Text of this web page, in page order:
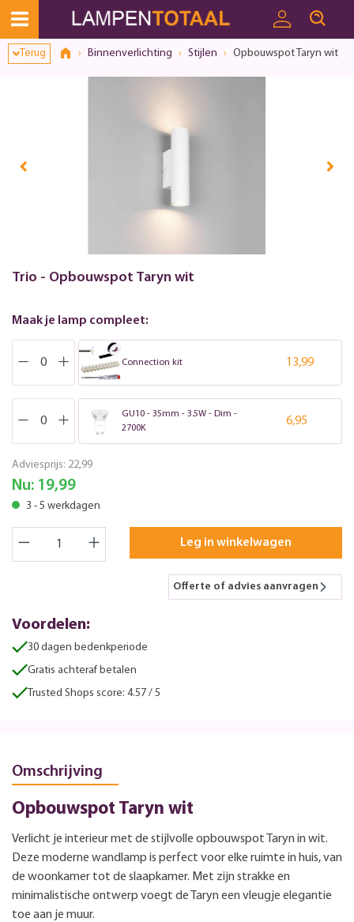
Terug Binnenverlichting Stijlen Opbouwspot Taryn wit
Trio - Opbouwspot Taryn wit
Maak je lamp compleet:
Connection kit 13,99
GU10 - 35mm - 3.5W - Dim -
2700K
6,95
Adviesprijs: 22,99
Nu: 19,99
3 - 5 werkdagen
Leg in winkelwagen
Offerte of advies aanvragen
Voordelen:
30 dagen bedenkperiode
Gratis achteraf betalen
Trusted Shops score: 4.57 / 5
Omschrijving
Opbouwspot Taryn wit
Verlicht je interieur met de stijlvolle opbouwspot Taryn in wit.
Deze moderne wandlamp is perfect voor elke ruimte in huis, van
de woonkamer tot de slaapkamer. Met zijn strakke en
minimalistische ontwerp voegt de Taryn een vleugje elegantie
toe aan je muur.
Toestemmingsvenster geopend